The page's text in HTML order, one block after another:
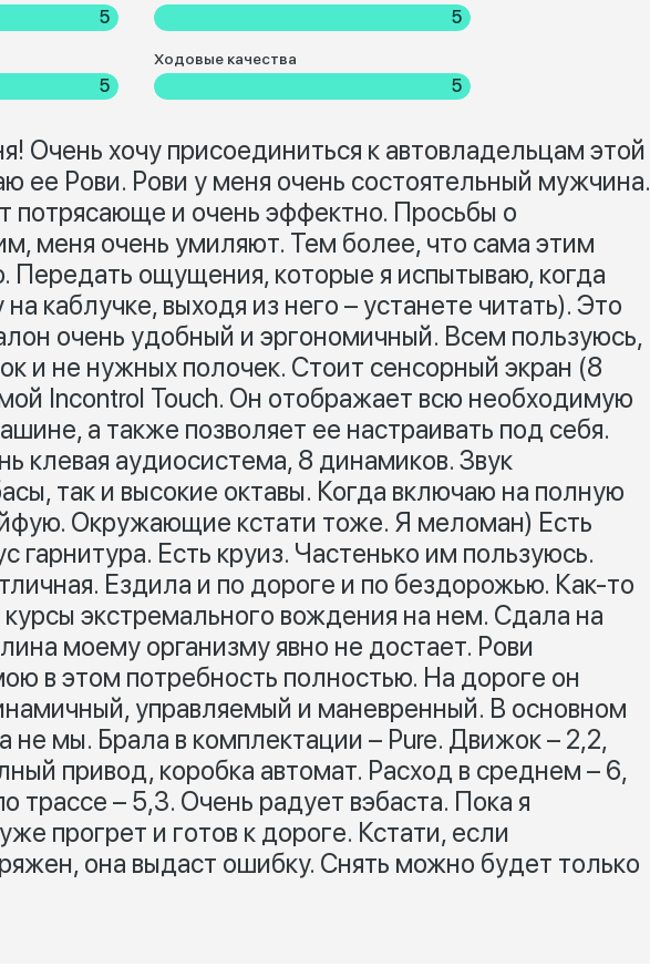
5 5
5
Ходовые качества
5
Очень хочу присоединиться к автовладельцам этой
ее Рови. Рови у меня очень состоятельный мужчина.
потрясающе и очень эффектно. Просьбы о
меня очень умиляют. Тем более, что сама этим
Передать ощущения, которые я испытываю, когда
каблучке, выходя из него – устанете читать). Это
очень удобный и эргономичный. Всем пользуюсь,
и не нужных полочек. Стоит сенсорный экран (8
Incontrol Touch. Он отображает всю необходимую
а также позволяет ее настраивать под себя.
клевая аудиосистема, 8 динамиков. Звук
так и высокие октавы. Когда включаю на полную
Окружающие кстати тоже. Я меломан) Есть
гарнитура. Есть круиз. Частенько им пользуюсь.
Ездила и по дороге и по бездорожью. Как-то
экстремального вождения на нем. Сдала на
моему организму явно не достает. Рови
в этом потребность полностью. На дороге он
управляемый и маневренный. В основном
не мы. Брала в комплектации – Pure. Движок – 2,2,
привод, коробка автомат. Расход в среднем – 6,
трассе – 5,3. Очень радует вэбаста. Пока я
прогрет и готов к дороге. Кстати, если
она выдаст ошибку. Снять можно будет только